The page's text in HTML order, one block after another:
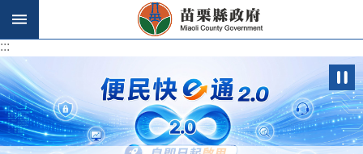
跳到主要內容區塊
:::
:::